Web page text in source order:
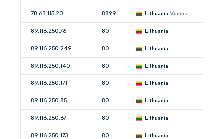
78.63.115.20 8899 Lithuania Vilnius
89.116.250.76 80 Lithuania
89.116.250.249 80 Lithuania
89.116.250.140 80 Lithuania
89.116.250.171 80 Lithuania
89.116.250.85 80 Lithuania
89.116.250.67 80 Lithuania
89.116.250.173 80 Lithuania